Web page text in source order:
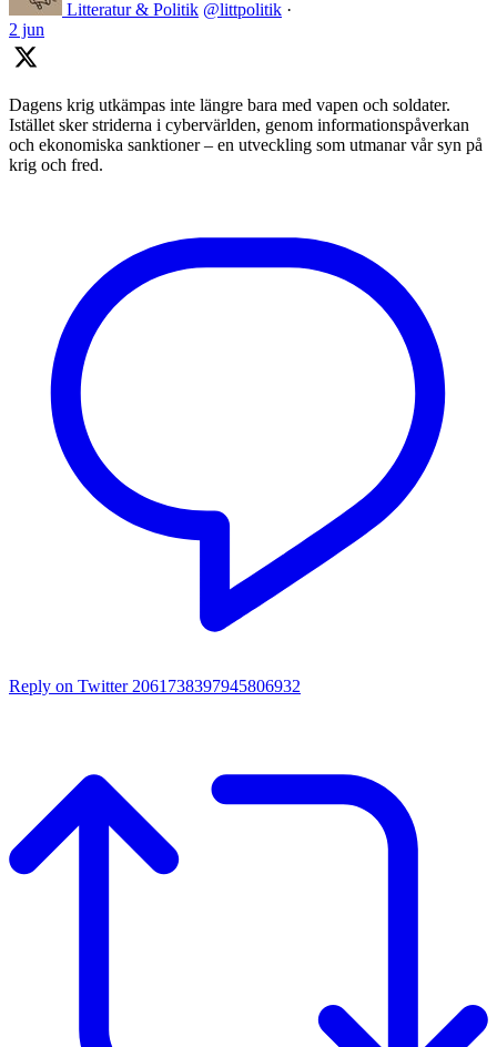
Litteratur & Politik @littpolitik ·
2 jun
Dagens krig utkämpas inte längre bara med vapen och soldater.
Istället sker striderna i cybervärlden, genom informationspåverkan
och ekonomiska sanktioner – en utveckling som utmanar vår syn på
krig och fred.
Reply on Twitter 2061738397945806932